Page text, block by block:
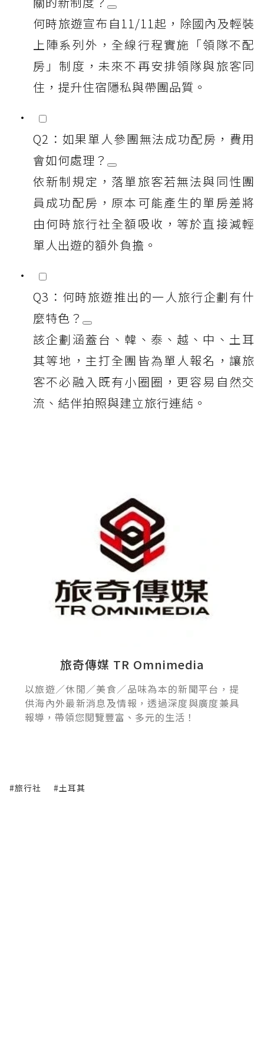
何時旅遊宣布自11/11起，除國內及輕裝
上陣系列外，全線行程實施「領隊不配
房」制度，未來不再安排領隊與旅客同
住，提升住宿隱私與帶團品質。
Q2：如果單人參團無法成功配房，費用
會如何處理？
依新制規定，落單旅客若無法與同性團
員成功配房，原本可能產生的單房差將
由何時旅行社全額吸收，等於直接減輕
單人出遊的額外負擔。
Q3：何時旅遊推出的一人旅行企劃有什
麼特色？
該企劃涵蓋台、韓、泰、越、中、土耳
其等地，主打全團皆為單人報名，讓旅
客不必融入既有小圈圈，更容易自然交
流、結伴拍照與建立旅行連結。
旅奇傳媒 TR Omnimedia
以旅遊／休閒／美食／品味為本的新聞平台，提
供海內外最新消息及情報，透過深度與廣度兼具
報導，帶領您閱覽豐富、多元的生活！
#旅行社 #土耳其